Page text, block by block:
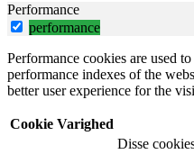
Performance
performance
Performance cookies are used
performance indexes of the
better user experience for the
Cookie Varighed
Disse